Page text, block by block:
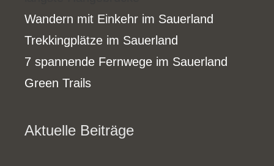
Wandern mit Einkehr im Sauerland
Trekkingplätze im Sauerland
7 spannende Fernwege im Sauerland
Green Trails
Aktuelle Beiträge